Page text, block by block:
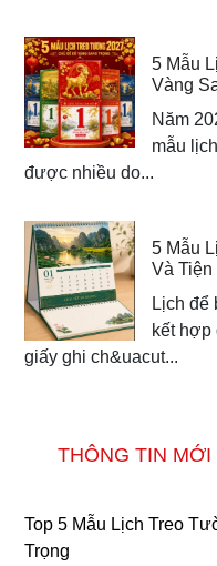
5 Mẫu
Vàng
Năm
mẫu
được nhiều do...
5 Mẫu
Và Tiện
Lịch để
kết hợp
giấy ghi ch&uacut...
THÔNG TIN MỚI
Top 5 Mẫu Lịch Treo
Trọng